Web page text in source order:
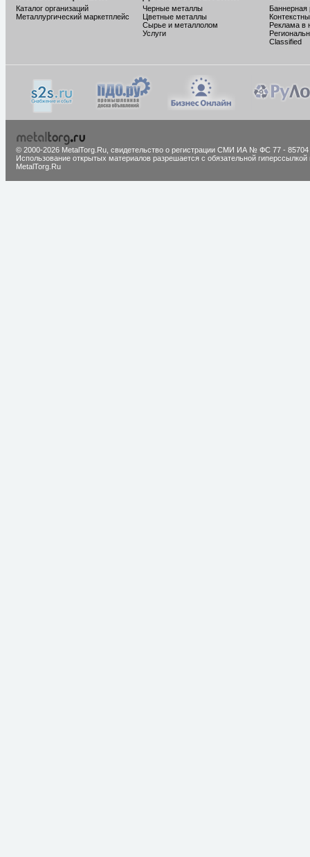
Каталог организаций
Металлургический маркетплейс
Черные металлы
Цветные металлы
Сырье и металлолом
Услуги
Баннерная
Реклама в
Classified
© 2000-2026 MetalTorg.Ru, cвидетельство о регистрации СМИ ИА № ФС 77 - 85704
Использование открытых материалов разрешается с обязательной гиперссылкой
MetalTorg.Ru